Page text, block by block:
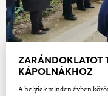
ZARÁNDOKLATOT
KÁPOLNÁKHOZ
A helyiek minden évben